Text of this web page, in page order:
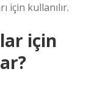
için kullanılır.
için